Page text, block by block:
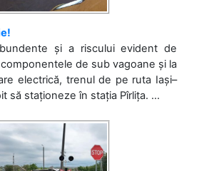
și a riscului evident de
de sub vagoane și la
electrică, trenul de pe ruta Iași–
să staționeze în stația Pîrlița. ...